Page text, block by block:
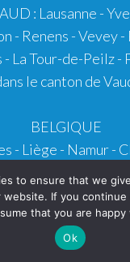
: Lausanne -
- Renens -Vevey-
- La Tour-de-Peilz
le canton de
BELGIQUE
- Liège - Namur -
sélection des
France-
Barman Soirée
to ensure that we
website. If you
that you are happy
Ok